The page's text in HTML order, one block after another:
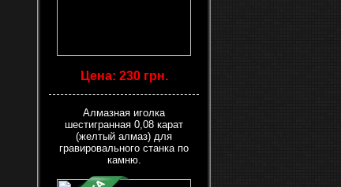
Цена: 230 грн.
Алмазная иголка
шестигранная 0,08 карат
(желтый алмаз) для
гравировального станка по
камню.